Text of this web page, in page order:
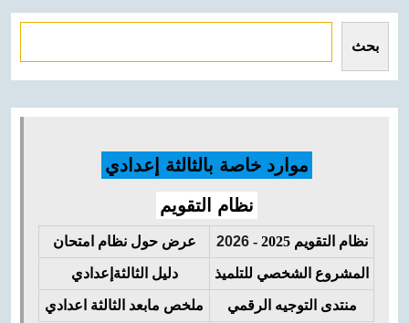
بحث
موارد خاصة بالثالثة إعدادي
نظام التقويم
نظام التقويم 2025 -
2026 عرض حول نظام امتحان
المشروع الشخصي للتلميذ دليل الثالثةإعدادي
منتدى التوجيه الرقمي
ملخص مابعد الثالثة اعدادي